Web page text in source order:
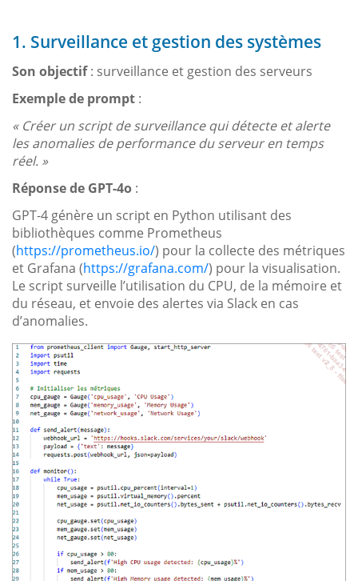
1. Surveillance et gestion des systèmes
Son objectif: surveillance et gestion des serveurs
Exemple de prompt :
« Créer un script de surveillance qui détecte et alerte
les anomalies de performance du serveur en temps
réel. »
Réponse de GPT-4o :
GPT-4 génère un script en Python utilisant des
bibliothèques comme Prometheus
(https://prometheus.io/) pour la collecte des métriques
et Grafana (https://grafana.com/) pour la visualisation.
Le script surveille l’utilisation du CPU, de la mémoire et
du réseau, et envoie des alertes via Slack en cas
d’anomalies.